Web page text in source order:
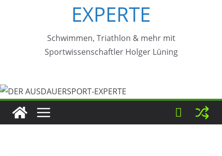
EXPERTE
Schwimmen, Triathlon & mehr mit
Sportwissenschaftler Holger Lüning